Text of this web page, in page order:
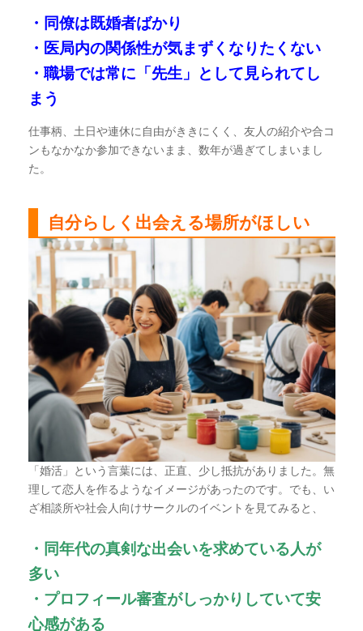
・同僚は既婚者ばかり
・医局内の関係性が気まずくなりたくない
・職場では常に「先生」として見られてし
まう
仕事柄、土日や連休に自由がききにくく、友人の紹介や合コ
ンもなかなか参加できないまま、数年が過ぎてしまいまし
た。
自分らしく出会える場所がほしい
「婚活」という言葉には、正直、少し抵抗がありました。無
理して恋人を作るようなイメージがあったのです。でも、い
ざ相談所や社会人向けサークルのイベントを見てみると、
・同年代の真剣な出会いを求めている人が
多い
・プロフィール審査がしっかりしていて安
心感がある